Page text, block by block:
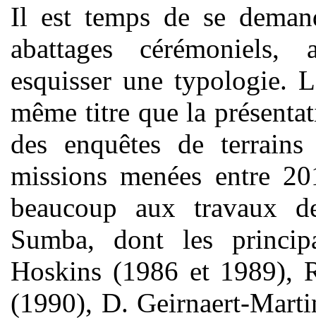
Il est temps de se
abattages cérémoniels,
esquisser une typologie.
même titre que la
des enquêtes de
missions menées entre
beaucoup aux travaux
Sumba, dont les
Hoskins (1986 et 1989),
(1990), D. Geirnaert-